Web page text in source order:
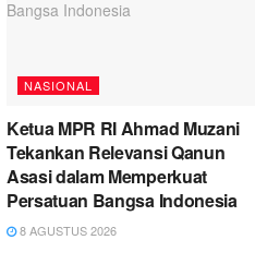
NASIONAL
Ketua MPR RI Ahmad Muzani
Tekankan Relevansi Qanun
Asasi dalam Memperkuat
Persatuan Bangsa Indonesia
8 AGUSTUS 2026